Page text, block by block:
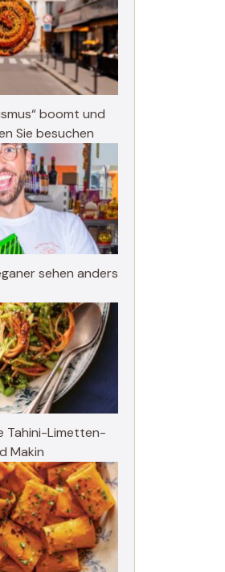
boomt und
Sie besuchen
sehen anders
Tahini-Limetten-
Makin